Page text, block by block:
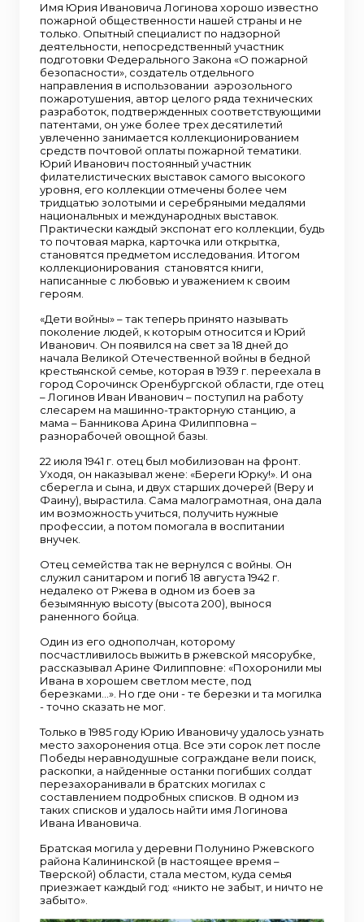
Имя Юрия Ивановича Логинова хорошо известно
пожарной общественности нашей страны и не
только. Опытный специалист по надзорной
деятельности, непосредственный участник
подготовки Федерального Закона «О пожарной
безопасности», создатель отдельного
направления в использовании аэрозольного
пожаротушения, автор целого ряда технических
разработок, подтвержденных соответствующими
патентами, он уже более трех десятилетий
увлеченно занимается коллекционированием
средств почтовой оплаты пожарной тематики.
Юрий Иванович постоянный участник
филателистических выставок самого высокого
уровня, его коллекции отмечены более чем
тридцатью золотыми и серебряными медалями
национальных и международных выставок.
Практически каждый экспонат его коллекции, будь
то почтовая марка, карточка или открытка,
становятся предметом исследования. Итогом
коллекционирования становятся книги,
написанные с любовью и уважением к своим
героям.
«Дети войны» – так теперь принято называть
поколение людей, к которым относится и Юрий
Иванович. Он появился на свет за 18 дней до
начала Великой Отечественной войны в бедной
крестьянской семье, которая в 1939 г. переехала в
город Сорочинск Оренбургской области, где отец
– Логинов Иван Иванович – поступил на работу
слесарем на машинно-тракторную станцию, а
мама – Банникова Арина Филипповна –
разнорабочей овощной базы.
22 июля 1941 г. отец был мобилизован на фронт.
Уходя, он наказывал жене: «Береги Юрку!». И она
сберегла и сына, и двух старших дочерей (Веру и
Фаину), вырастила. Сама малограмотная, она дала
им возможность учиться, получить нужные
профессии, а потом помогала в воспитании
внучек.
Отец семейства так не вернулся с войны. Он
служил санитаром и погиб 18 августа 1942 г.
недалеко от Ржева в одном из боев за
безымянную высоту (высота 200), вынося
раненного бойца.
Один из его однополчан, которому
посчастливилось выжить в ржевской мясорубке,
рассказывал Арине Филипповне: «Похоронили мы
Ивана в хорошем светлом месте, под
березками…». Но где они - те березки и та могилка
- точно сказать не мог.
Только в 1985 году Юрию Ивановичу удалось узнать
место захоронения отца. Все эти сорок лет после
Победы неравнодушные сограждане вели поиск,
раскопки, а найденные останки погибших солдат
перезахоранивали в братских могилах с
составлением подробных списков. В одном из
таких списков и удалось найти имя Логинова
Ивана Ивановича.
Братская могила у деревни Полунино Ржевского
района Калининской (в настоящее время –
Тверской) области, стала местом, куда семья
приезжает каждый год: «никто не забыт, и ничто не
забыто».